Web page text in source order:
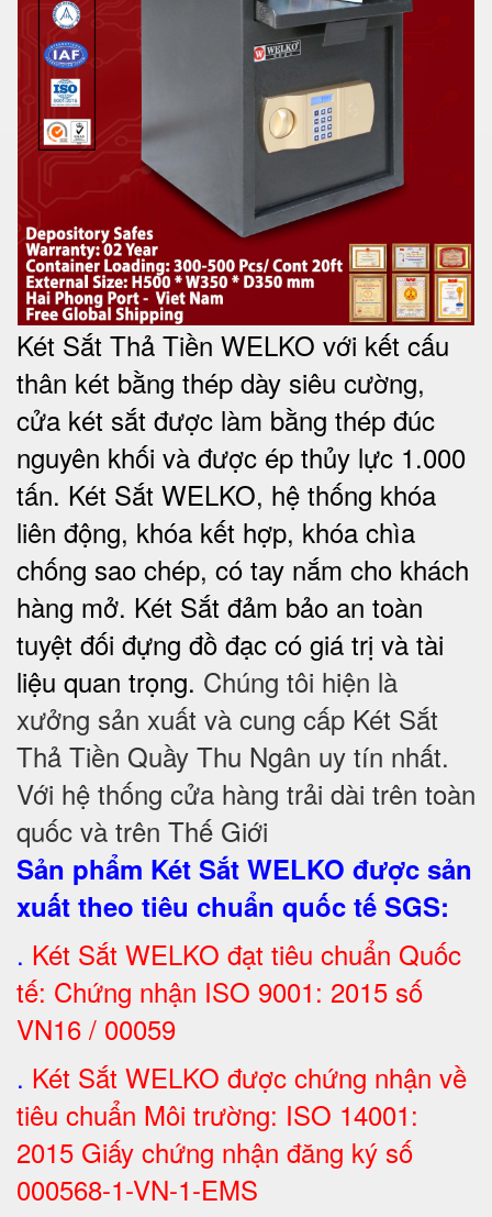
Két Sắt Thả Tiền WELKO với kết cấu
thân két bằng thép dày siêu cường,
cửa két sắt được làm bằng thép đúc
nguyên khối và được ép thủy lực 1.000
tấn. Két Sắt WELKO, hệ thống khóa
liên động, khóa kết hợp, khóa chìa
chống sao chép, có tay nắm cho khách
hàng mở. Két Sắt đảm bảo an toàn
tuyệt đối đựng đồ đạc có giá trị và tài
liệu quan trọng. Chúng tôi hiện là
xưởng sản xuất và cung cấp Két Sắt
Thả Tiền Quầy Thu Ngân uy tín nhất.
Với hệ thống cửa hàng trải dài trên toàn
quốc và trên Thế Giới
Sản phẩm Két Sắt WELKO được sản
xuất theo tiêu chuẩn quốc tế SGS:
. Két Sắt WELKO đạt tiêu chuẩn Quốc
tế: Chứng nhận ISO 9001: 2015 số
VN16 / 00059
. Két Sắt WELKO được chứng nhận về
tiêu chuẩn Môi trường: ISO 14001:
2015 Giấy chứng nhận đăng ký số
000568-1-VN-1-EMS